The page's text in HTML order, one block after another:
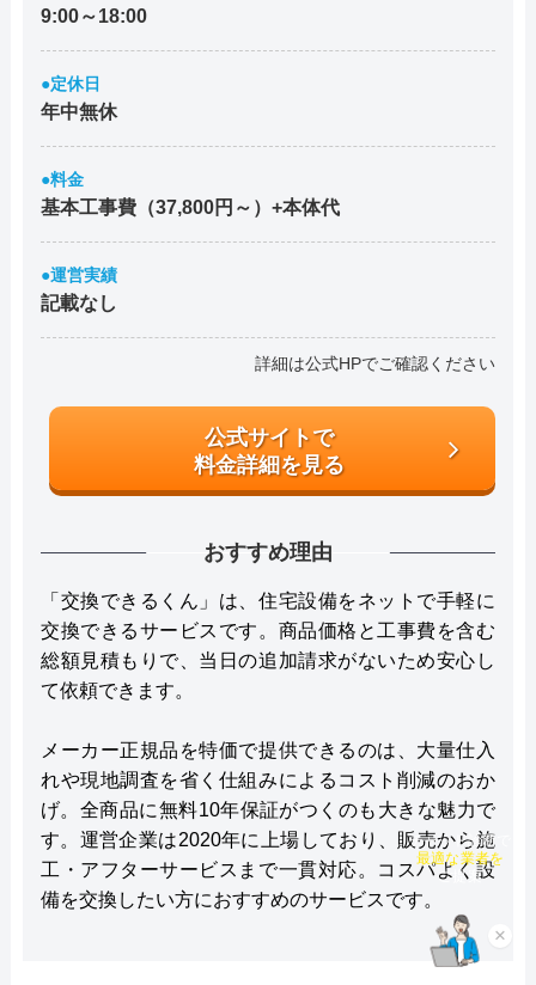
9:00～18:00
●定休日
年中無休
●料金
基本工事費（37,800円～）+本体代
●運営実績
記載なし
詳細は公式HPでご確認ください
公式サイトで
料金詳細を見る
おすすめ理由
「交換できるくん」は、住宅設備をネットで手軽に
交換できるサービスです。商品価格と工事費を含む
総額見積もりで、当日の追加請求がないため安心し
て依頼できます。
メーカー正規品を特価で提供できるのは、大量仕入
れや現地調査を省く仕組みによるコスト削減のおか
げ。全商品に無料10年保証がつくのも大きな魅力で
す。運営企業は2020年に上場しており、販売から施
工・アフターサービスまで一貫対応。コスパよく設
備を交換したい方におすすめのサービスです。
×
チャット診断で
最適な業者を
ご提案